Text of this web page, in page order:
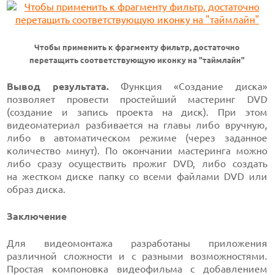
Чтобы применить к фрагменту фильтр, достаточно
перетащить соответствующую иконку на "таймлайн"
Вывод результата.Функция «Создание диска»
позволяет провести простейший мастеринг DVD
(создание и запись проекта на диск). При этом
видеоматериал разбивается на главы либо вручную,
либо в автоматическом режиме (через заданное
количество минут). По окончании мастеринга можно
либо сразу осуществить прожиг DVD, либо создать
на жестком диске папку со всеми файлами DVD или
образ диска.
Заключение
Для видеомонтажа разработаны приложения
различной сложности и с разными возможностями.
Простая компоновка видеофильма с добавлением